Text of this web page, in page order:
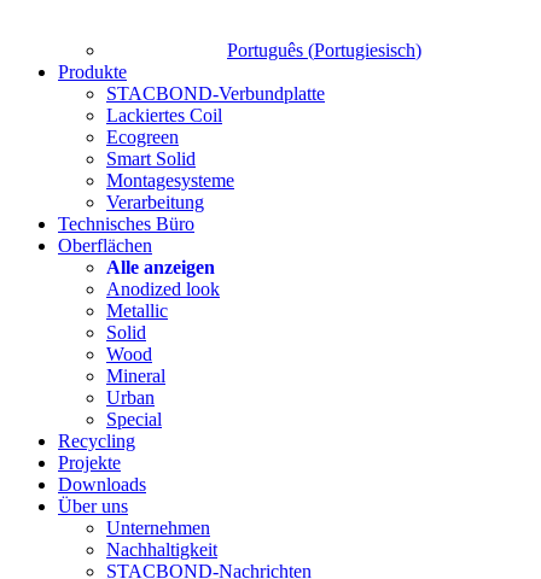
Português (Portugiesisch)
Produkte
STACBOND-Verbundplatte
Lackiertes Coil
Ecogreen
Smart Solid
Montagesysteme
Verarbeitung
Technisches Büro
Oberflächen
Alle anzeigen
Anodized look
Metallic
Solid
Wood
Mineral
Urban
Special
Recycling
Projekte
Downloads
Über uns
Unternehmen
Nachhaltigkeit
STACBOND-Nachrichten